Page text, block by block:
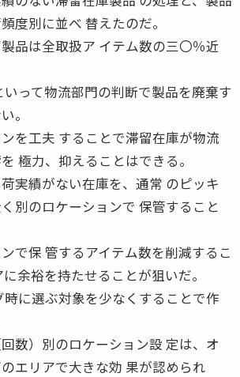
度別に並べ 替えたのだ。
品は全取扱ア イテム数の三〇％近
って物流部門の判断で製品を廃棄す
。
を工夫 することで滞留在庫が物流
極力、抑えることはできる。
実績がない在庫を、通常 のピッキ
別のロケーションで 保管すること
で保 管するアイテム数を削減するこ
余裕を持たせることが狙いだ。
に選ぶ対象を少なくすることで作
数）別のロケーション設 定は、オ
エリアで大きな効 果が認められ